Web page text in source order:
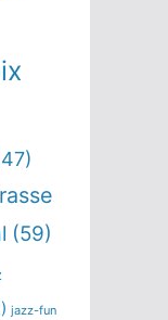
(59)
jazz-fun